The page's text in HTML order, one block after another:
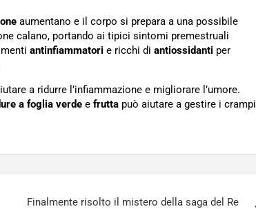
aumentano e il corpo si prepara a una possibile
calano, portando ai tipici sintomi premestruali
antinfiammatori e ricchi di antiossidanti per
a ridurre l’infiammazione e migliorare l’umore.
a foglia verde e frutta può aiutare a gestire i crampi
Finalmente risolto il mistero della saga del Re